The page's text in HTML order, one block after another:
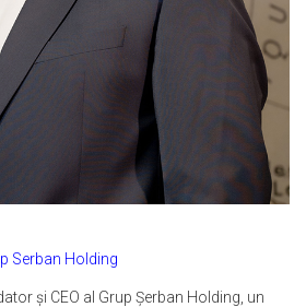
Serban Holding
și CEO al Grup Șerban Holding, un